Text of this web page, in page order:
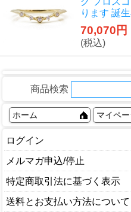
ります 誕
70,070円
(税込)
商品検索
ホーム マイペー
ログイン
メルマガ申込/停止
特定商取引法に基づく表示
送料とお支払い方法について